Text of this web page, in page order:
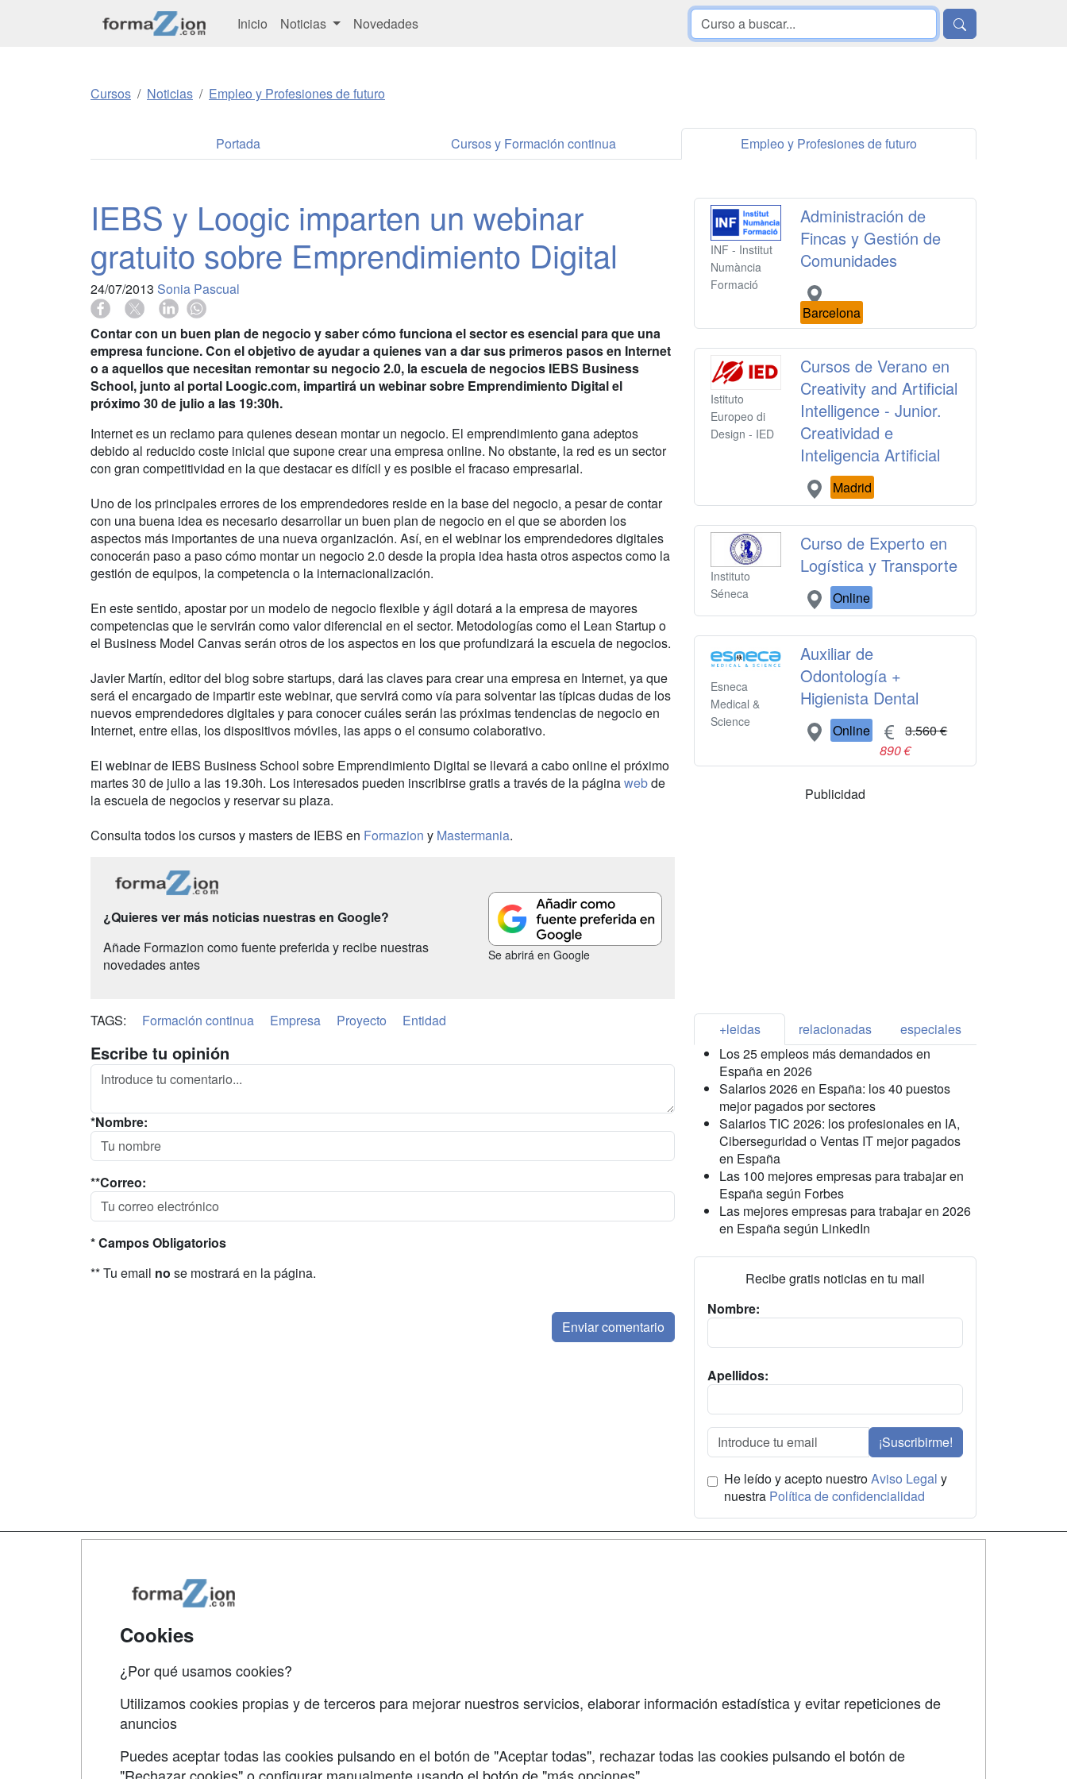
Inicio Noticias Novedades
Cursos Noticias Empleo y Profesiones de futuro
Portada Cursos y Formación continua Empleo y Profesiones de futuro
IEBS y Loogic imparten un webinar
gratuito sobre Emprendimiento Digital
24/07/2013 Sonia Pascual
Contar con un buen plan de negocio y saber cómo funciona el sector es esencial para que una
empresa funcione. Con el objetivo de ayudar a quienes van a dar sus primeros pasos en Internet
o a aquellos que necesitan remontar su negocio 2.0, la escuela de negocios IEBS Business
School, junto al portal Loogic.com, impartirá un webinar sobre Emprendimiento Digital el
próximo 30 de julio a las 19:30h.
Internet es un reclamo para quienes desean montar un negocio. El emprendimiento gana adeptos
debido al reducido coste inicial que supone crear una empresa online. No obstante, la red es un sector
con gran competitividad en la que destacar es difícil y es posible el fracaso empresarial.
Uno de los principales errores de los emprendedores reside en la base del negocio, a pesar de contar
con una buena idea es necesario desarrollar un buen plan de negocio en el que se aborden los
aspectos más importantes de una nueva organización. Así, en el webinar los emprendedores digitales
conocerán paso a paso cómo montar un negocio 2.0 desde la propia idea hasta otros aspectos como la
gestión de equipos, la competencia o la internacionalización.
En este sentido, apostar por un modelo de negocio flexible y ágil dotará a la empresa de mayores
competencias que le servirán como valor diferencial en el sector. Metodologías como el Lean Startup o
el Business Model Canvas serán otros de los aspectos en los que profundizará la escuela de negocios.
Javier Martín, editor del blog sobre startups, dará las claves para crear una empresa en Internet, ya que
será el encargado de impartir este webinar, que servirá como vía para solventar las típicas dudas de los
nuevos emprendedores digitales y para conocer cuáles serán las próximas tendencias de negocio en
Internet, entre ellas, los dispositivos móviles, las apps o el consumo colaborativo.
El webinar de IEBS Business School sobre Emprendimiento Digital se llevará a cabo online el próximo
martes 30 de julio a las 19.30h. Los interesados pueden inscribirse gratis a través de la páginawebde
la escuela de negocios y reservar su plaza.
Consulta todos los cursos y masters de IEBS en Formazion y Mastermania.
¿Quieres ver más noticias nuestras en Google?
Añade Formazion como fuente preferida y recibe nuestras
novedades antes
Se abrirá en Google
TAGS: Formación continua Empresa Proyecto Entidad
Escribe tu opinión
*Nombre:
**Correo:
* Campos Obligatorios
** Tu email no se mostrará en la página.
INF - Institut
Numància
Formació
Administración de
Fincas y Gestión de
Comunidades
Barcelona
Istituto
Europeo di
Design - IED
Cursos de Verano en
Creativity and Artificial
Intelligence - Junior.
Creatividad e
Inteligencia Artificial
Madrid
Instituto
Séneca
Curso de Experto en
Logística y Transporte
Online
Esneca
Medical &
Science
Auxiliar de
Odontología +
Higienista Dental
Online
3.560 €
890 €
Publicidad
+leidas relacionadas
especiales
Los 25 empleos más demandados en
España en 2026
Salarios 2026 en España: los 40 puestos
mejor pagados por sectores
Salarios TIC 2026: los profesionales en IA,
Ciberseguridad o Ventas IT mejor pagados
en España
Las 100 mejores empresas para trabajar en
España según Forbes
Las mejores empresas para trabajar en 2026
en España según LinkedIn
Recibe gratis noticias en tu mail
Nombre:
Apellidos:
¡Suscribirme!
He leído y acepto nuestroAviso Legal y
nuestra Política de confidencialidad
Cookies
¿Por qué usamos cookies?
Utilizamos cookies propias y de terceros para mejorar nuestros servicios, elaborar información estadística y evitar repeticiones de
anuncios
Puedes aceptar todas las cookies pulsando en el botón de "Aceptar todas", rechazar todas las cookies pulsando el botón de